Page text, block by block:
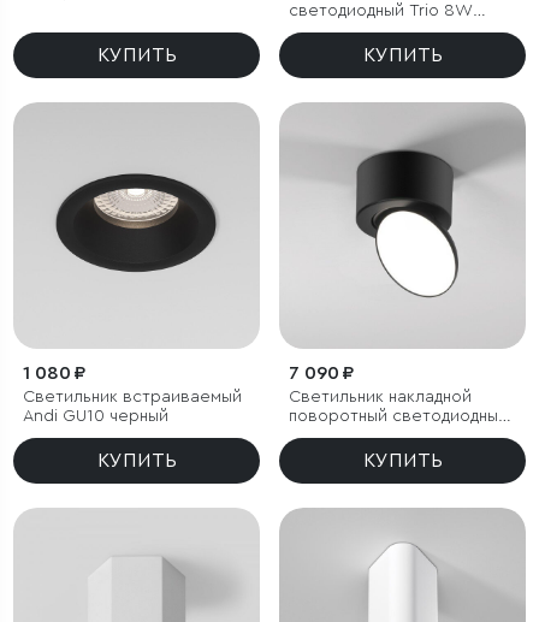
Bell 8W 4000K белый
КУПИТЬ
светодиодный Trio 8W
3000K черный
КУПИТЬ
1 080 ₽
Светильник встраиваемый
Andi GU10 черный
КУПИТЬ
7 090 ₽
Светильник накладной
поворотный светодиодный
Smooth 10W 4000K черный
КУПИТЬ